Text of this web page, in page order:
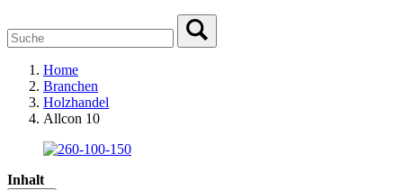
Home
Branchen
Holzhandel
Allcon 10
Inhalt